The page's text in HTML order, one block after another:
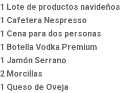
1 Lote de productos navideños
1 Cafetera Nespresso
1 Cena para dos personas
1 Botella Vodka Premium
1 Jamón Serrano
2 Morcillas
1 Queso de Oveja